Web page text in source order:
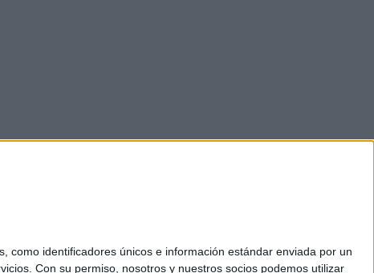
como identificadores únicos e información estándar enviada por un
Con su permiso, nosotros y nuestros socios podemos utilizar